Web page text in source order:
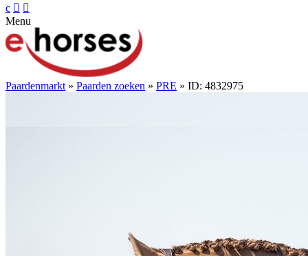
c  
Menu
Paardenmarkt » Paarden zoeken » PRE » ID: 4832975